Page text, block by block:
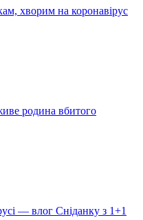
хворим на коронавірус
родина вбитого
— влог Сніданку з 1+1